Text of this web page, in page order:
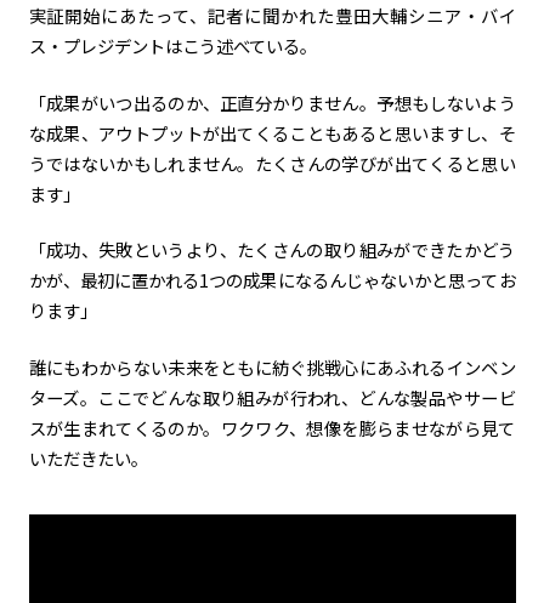
実証開始にあたって、記者に聞かれた豊田大輔シニア・バイ
ス・プレジデントはこう述べている。
「成果がいつ出るのか、正直分かりません。予想もしないよう
な成果、アウトプットが出てくることもあると思いますし、そ
うではないかもしれません。たくさんの学びが出てくると思い
ます」
「成功、失敗というより、たくさんの取り組みができたかどう
かが、最初に置かれる1つの成果になるんじゃないかと思ってお
ります」
誰にもわからない未来をともに紡ぐ挑戦心にあふれるインベン
ターズ。ここでどんな取り組みが行われ、どんな製品やサービ
スが生まれてくるのか。ワクワク、想像を膨らませながら見て
いただきたい。